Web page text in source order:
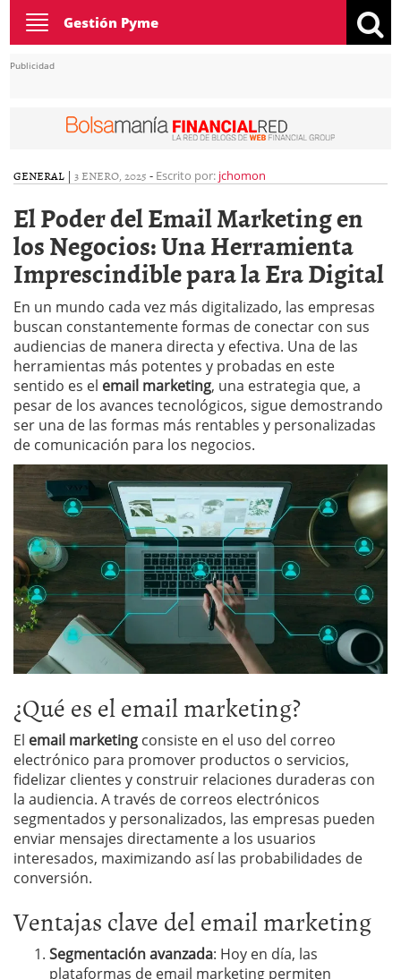
Toggle
navigation
Gestión Pyme
Publicidad
GENERAL | 3 ENERO, 2025 - Escrito por: jchomon
El Poder del Email Marketing en
los Negocios: Una Herramienta
Imprescindible para la Era Digital
En un mundo cada vez más digitalizado, las empresas
buscan constantemente formas de conectar con sus
audiencias de manera directa y efectiva. Una de las
herramientas más potentes y probadas en este
sentido es el email marketing, una estrategia que, a
pesar de los avances tecnológicos, sigue demostrando
ser una de las formas más rentables y personalizadas
de comunicación para los negocios.
¿Qué es el email marketing?
El email marketing consiste en el uso del correo
electrónico para promover productos o servicios,
fidelizar clientes y construir relaciones duraderas con
la audiencia. A través de correos electrónicos
segmentados y personalizados, las empresas pueden
enviar mensajes directamente a los usuarios
interesados, maximizando así las probabilidades de
conversión.
Ventajas clave del email marketing
Segmentación avanzada: Hoy en día, las
plataformas de email marketing permiten